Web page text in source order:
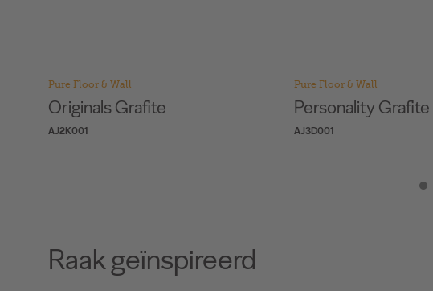
Pure Floor & Wall
Originals Grafite
AJ2K001
Pure Floor & Wall
Personality Grafite
AJ3D001
Raak geïnspireerd